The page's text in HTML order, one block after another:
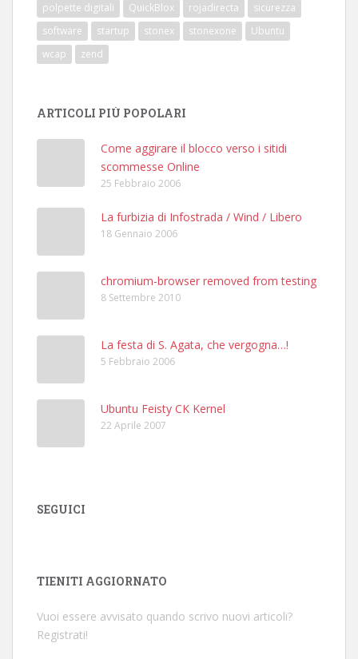
polpette digitali
QuickBlox rojadirecta
sicurezza
software
startup stonex stonexone
Ubuntu
wcap
zend
ARTICOLI PIÙ POPOLARI
Come aggirare il blocco verso i sitidi
scommesse Online
25 Febbraio 2006
La furbizia di Infostrada / Wind / Libero
18 Gennaio 2006
chromium-browser removed from testing
8 Settembre 2010
La festa di S. Agata, che vergogna…!
5 Febbraio 2006
Ubuntu Feisty CK Kernel
22 Aprile 2007
SEGUICI
TIENITI AGGIORNATO
Vuoi essere avvisato quando scrivo nuovi articoli?
Registrati!